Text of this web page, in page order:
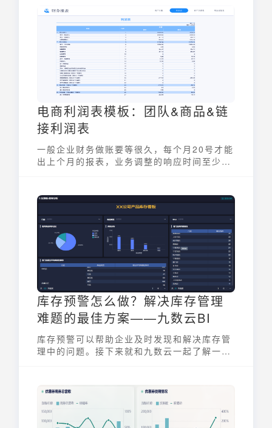
电商利润表模板：团队&商品&链
接利润表
一般企业财务做账要等很久，每个月20号才能
出上个月的报表，业务调整的响应时间至少延
人员接入电商基础数据，直接出具报表，让业
务调整响应更及时！
库存预警怎么做？解决库存管理
难题的最佳方案——九数云BI
库存预警可以帮助企业及时发现和解决库存管
理中的问题。接下来就和九数云一起了解一下